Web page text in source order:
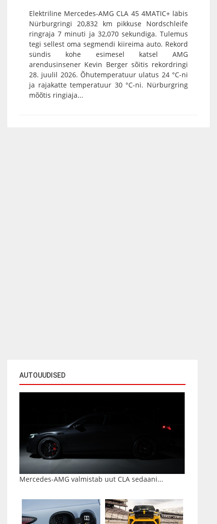
AUTOUUDISED
Mercedes-AMG valmistab uut CLA sedaani...
Elektriline Mercedes-AMG CLA 45 4MATIC+ läbis
Nürburgringi 20,832 km pikkuse Nordschleife
ringraja 7 minuti ja 32,070 sekundiga. Tulemus
tegi sellest oma segmendi kiireima auto. Rekord
sündis kohe esimesel katsel AMG
arendusinsener Kevin Berger sõitis rekordringi
28. juulil 2026. Õhutemperatuur ulatus 24 °C-ni
ja rajakatte temperatuur 30 °C-ni. Nürburgring
mõõtis ringiaja...